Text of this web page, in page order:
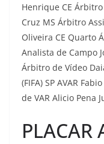
Henrique CE
Cruz MS Árbitro
Oliveira CE Quarto
Analista de Campo
Árbitro de Vídeo
(FIFA) SP AVAR
de VAR Alicio Pena
PLACAR